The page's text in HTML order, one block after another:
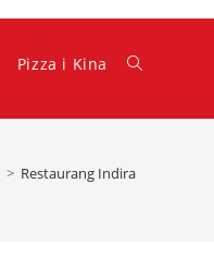
Pizza i Kina Slå
> Restaurang Indira